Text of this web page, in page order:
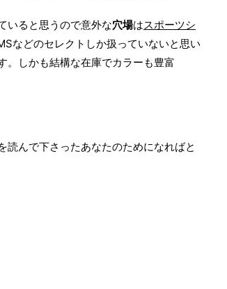
いると思うので意外な穴場はスポーツシ
などのセレクトしか扱っていないと思い
。しかも結構な在庫でカラーも豊富
読んで下さったあなたのためになればと